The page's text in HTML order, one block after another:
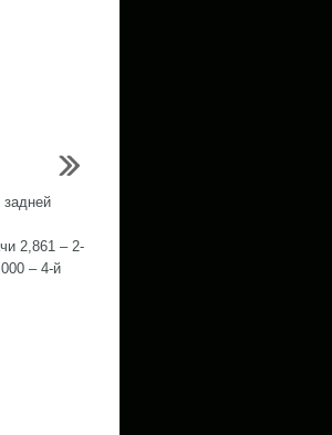
задней
2,861 – 2-
– 4-й